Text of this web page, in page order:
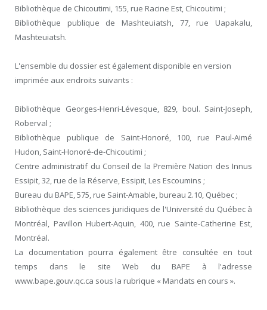
Bibliothèque de Chicoutimi, 155, rue Racine Est, Chicoutimi ;
Bibliothèque publique de Mashteuiatsh, 77, rue Uapakalu,
Mashteuiatsh.
L'ensemble du dossier est également disponible en version
imprimée aux endroits suivants :
Bibliothèque Georges-Henri-Lévesque, 829, boul. Saint-Joseph,
Roberval ;
Bibliothèque publique de Saint-Honoré, 100, rue Paul-Aimé
Hudon, Saint-Honoré-de-Chicoutimi ;
Centre administratif du Conseil de la Première Nation des Innus
Essipit, 32, rue de la Réserve, Essipit, Les Escoumins ;
Bureau du BAPE, 575, rue Saint-Amable, bureau 2.10, Québec ;
Bibliothèque des sciences juridiques de l'Université du Québec à
Montréal, Pavillon Hubert-Aquin, 400, rue Sainte-Catherine Est,
Montréal.
La documentation pourra également être consultée en tout
temps dans le site Web du BAPE à l'adresse
www.bape.gouv.qc.ca sous la rubrique « Mandats en cours ».